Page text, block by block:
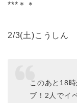
***＊＊
2/3(土)こうしん
このあと18
ブ！2人でイ